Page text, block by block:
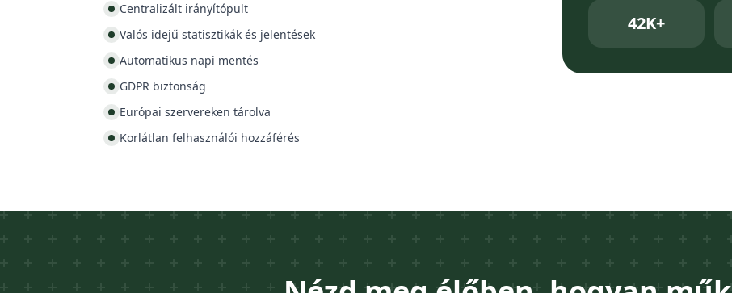
Centralizált irányítópult
Valós idejű statisztikák és jelentések
Automatikus napi mentés
GDPR biztonság
Európai szervereken tárolva
Korlátlan felhasználói hozzáférés
42K+